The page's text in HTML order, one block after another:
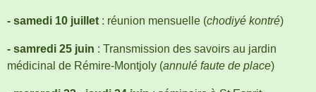
- samedi 10 juillet : réunion mensuelle (chodiyé kontré)
- samredi 25 juin : Transmission des savoirs au jardin
médicinal de Rémire-Montjoly (annulé faute de place)